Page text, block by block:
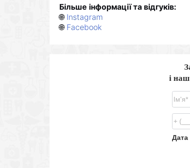
Більше інформації та відгуків:
🌐 Instagram
🌐 Facebook
і
Дата